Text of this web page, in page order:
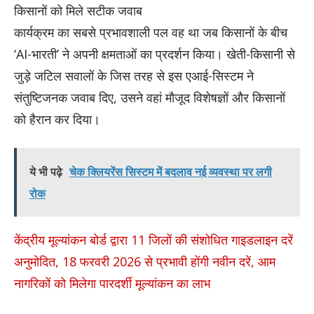
किसानों को मिले सटीक जवाब
कार्यक्रम का सबसे प्रभावशाली पल वह था जब किसानों के बीच
‘AI-भारती’ ने अपनी क्षमताओं का प्रदर्शन किया। खेती-किसानी से
जुड़े जटिल सवालों के जिस तरह से इस एआई-सिस्टम ने
संतुष्टिजनक जवाब दिए, उसने वहां मौजूद विशेषज्ञों और किसानों
को हैरान कर दिया।
ये भी पढ़े चेक क्लियरेंस सिस्टम में बदलाव नई व्यवस्था पर लगी
रोक
केंद्रीय मूल्यांकन बोर्ड द्वारा 11 जिलों की संशोधित गाइडलाइन दरें
अनुमोदित, 18 फरवरी 2026 से प्रभावी होंगी नवीन दरें, आम
नागरिकों को मिलेगा पारदर्शी मूल्यांकन का लाभ